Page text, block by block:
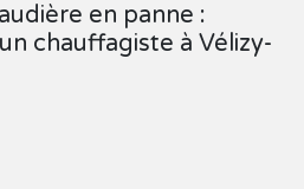
en panne :
chauffagiste à Vélizy-